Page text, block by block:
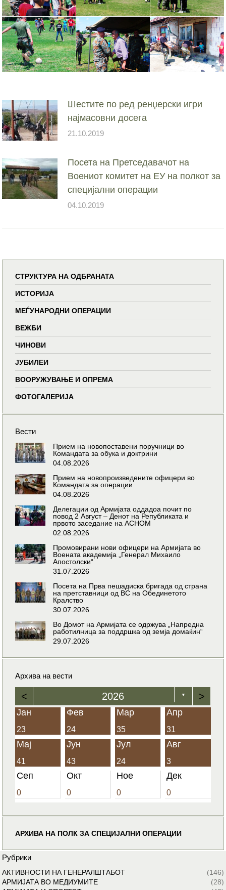
Шестите по ред ренџерски игри
најмасовни досега
21.10.2019
Посета на Претседавачот на
Воениот комитет на ЕУ на полкот за
специјални операции
04.10.2019
СТРУКТУРА НА ОДБРАНАТА
ИСТОРИЈА
МЕЃУНАРОДНИ ОПЕРАЦИИ
ВЕЖБИ
ЧИНОВИ
ЈУБИЛЕИ
ВООРУЖУВАЊЕ И ОПРЕМА
ФОТОГАЛЕРИЈА
Вести
Прием на новопоставени поручници во
Командата за обука и доктрини
04.08.2026
Прием на новопроизведените офицери во
Командата за операции
04.08.2026
Делегации од Армијата оддадоа почит по
повод 2 Август – Денот на Републиката и
првото заседание на АСНОМ
02.08.2026
Промовирани нови офицери на Армијата во
Воената академија „Генерал Михаило
Апостолски“
31.07.2026
Посета на Прва пешадиска бригада од страна
на претставници од ВС на Обединетото
Кралство
30.07.2026
Во Домот на Армијата се одржува „Напредна
работилница за поддршка од земја домаќин“
29.07.2026
Архива на вести
< 2026 ▼ >
Јан
23
Фев
24
Мар
35
Апр
31
Мај
41
Јун
43
Јул
24
Авг
3
Сеп
0
Окт
0
Ное
0
Дек
0
АРХИВА НА ПОЛК ЗА СПЕЦИЈАЛНИ ОПЕРАЦИИ
Рубрики
АКТИВНОСТИ НА ГЕНЕРАЛШТАБОТ
(146)
АРМИЈАТА ВО МЕДИУМИТЕ
(28)